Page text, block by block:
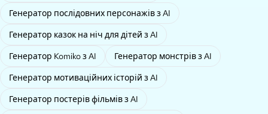
Генератор послідовних персонажів з AI
Генератор казок на ніч для дітей з AI
Генератор Komiko з AI
Генератор монстрів з AI
Генератор мотиваційних історій з AI
Генератор постерів фільмів з AI